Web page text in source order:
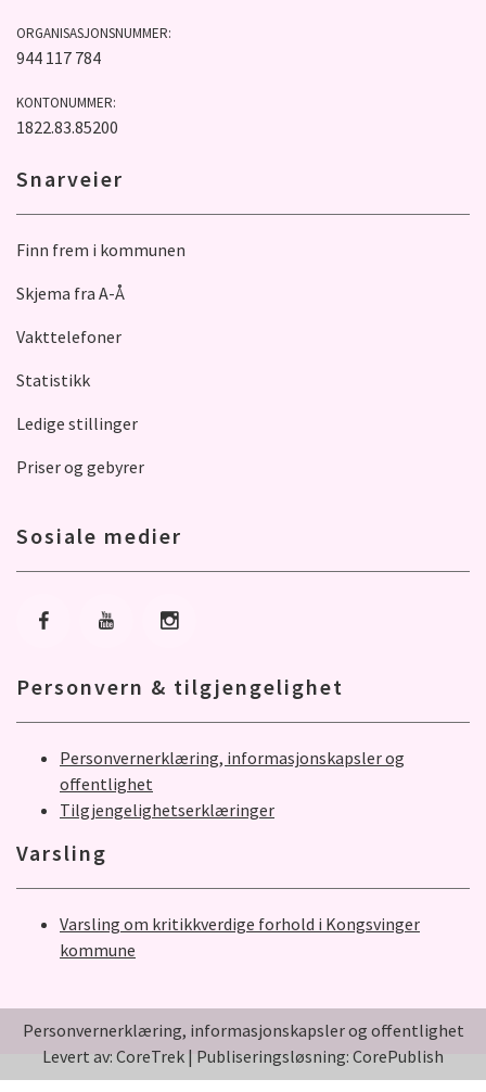
ORGANISASJONSNUMMER:
944 117 784
KONTONUMMER:
1822.83.85200
Snarveier
Finn frem i kommunen
Skjema fra A-Å
Vakttelefoner
Statistikk
Ledige stillinger
Priser og gebyrer
Sosiale medier
Gå til Facebook
Gå til YoutubeGå til Instagram
Personvern & tilgjengelighet
Personvernerklæring, informasjonskapsler og
offentlighet
Tilgjengelighetserklæringer
Varsling
Varsling om kritikkverdige forhold i Kongsvinger
kommune
Personvernerklæring, informasjonskapsler og offentlighet
Levert av: CoreTrek | Publiseringsløsning: CorePublish